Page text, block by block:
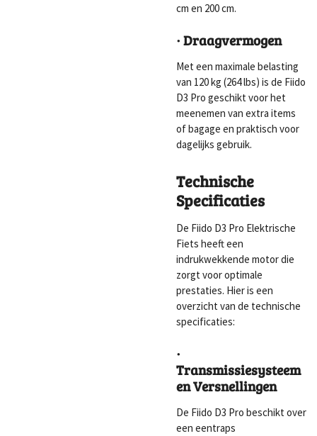
cm en 200 cm.
· Draagvermogen
Met een maximale belasting
van 120 kg (264 lbs) is de Fiido
D3 Pro geschikt voor het
meenemen van extra items
of bagage en praktisch voor
dagelijks gebruik.
Technische
Specificaties
De Fiido D3 Pro Elektrische
Fiets heeft een
indrukwekkende motor die
zorgt voor optimale
prestaties. Hier is een
overzicht van de technische
specificaties:
·
Transmissiesysteem
en Versnellingen
De Fiido D3 Pro beschikt over
een eentraps